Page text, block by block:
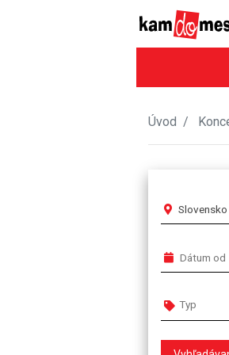
Úvod
Slovensko